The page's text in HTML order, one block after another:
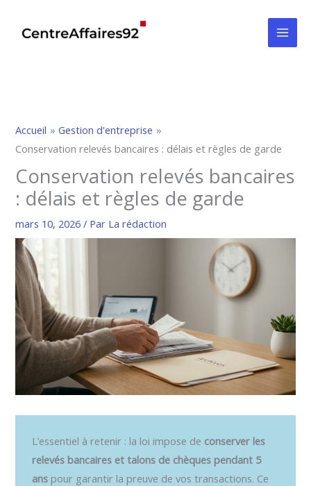
Accueil
Gestion d'entreprise
Conservation relevés bancaires : délais et règles de garde
Conservation relevés bancaires
: délais et règles de garde
mars 10, 2026/ Par La rédaction
L’essentiel à retenir : la loi impose de conserver les
relevés bancaires et talons de chèques pendant 5
ans pour garantir la preuve de vos transactions. Ce